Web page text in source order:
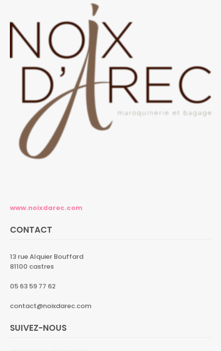
www.noixdarec.com
CONTACT
13 rue Alquier Bouffard
81100 castres
05 63 59 77 62
contact@noixdarec.com
SUIVEZ-NOUS